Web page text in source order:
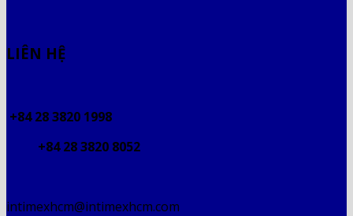
LIÊN HỆ
+84 28 3820 1998
+84 28 3820 8052
intimexhcm@intimexhcm.com